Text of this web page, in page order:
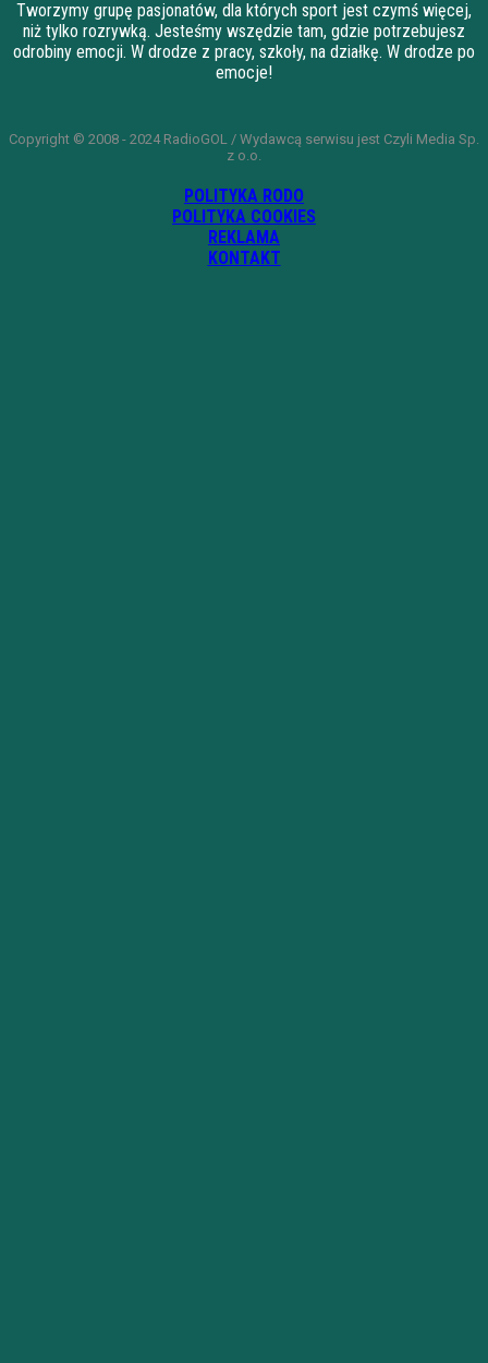
Tworzymy grupę pasjonatów, dla których sport jest czymś więcej,
niż tylko rozrywką. Jesteśmy wszędzie tam, gdzie potrzebujesz
odrobiny emocji. W drodze z pracy, szkoły, na działkę. W drodze po
emocje!
Copyright © 2008 - 2024 RadioGOL / Wydawcą serwisu jest Czyli Media Sp.
z o.o.
POLITYKA RODO
POLITYKA COOKIES
REKLAMA
KONTAKT